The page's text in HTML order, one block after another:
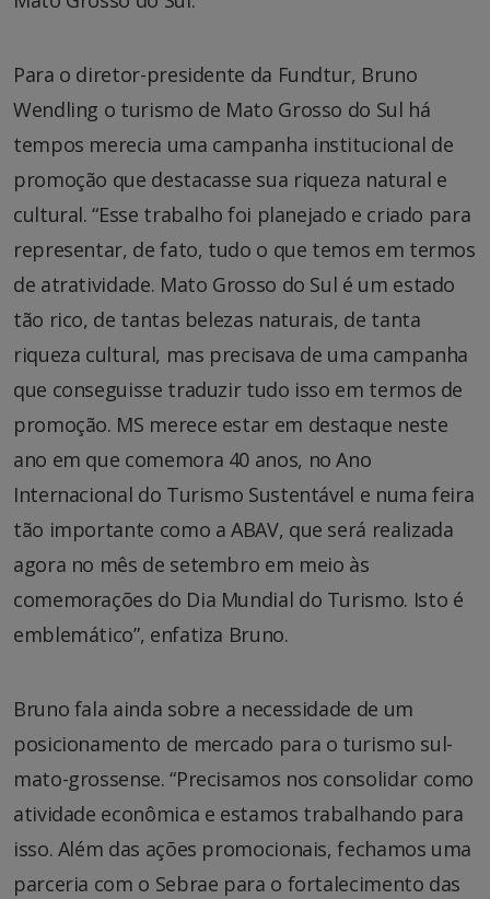
Para o diretor-presidente da Fundtur, Bruno
Wendling o turismo de Mato Grosso do Sul há
tempos merecia uma campanha institucional de
promoção que destacasse sua riqueza natural e
cultural. “Esse trabalho foi planejado e criado para
representar, de fato, tudo o que temos em termos
de atratividade. Mato Grosso do Sul é um estado
tão rico, de tantas belezas naturais, de tanta
riqueza cultural, mas precisava de uma campanha
que conseguisse traduzir tudo isso em termos de
promoção. MS merece estar em destaque neste
ano em que comemora 40 anos, no Ano
Internacional do Turismo Sustentável e numa feira
tão importante como a ABAV, que será realizada
agora no mês de setembro em meio às
comemorações do Dia Mundial do Turismo. Isto é
emblemático”, enfatiza Bruno.
Bruno fala ainda sobre a necessidade de um
posicionamento de mercado para o turismo sul-
mato-grossense. “Precisamos nos consolidar como
atividade econômica e estamos trabalhando para
isso. Além das ações promocionais, fechamos uma
parceria com o Sebrae para o fortalecimento das